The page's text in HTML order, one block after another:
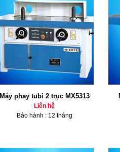
Máy phay tubi 2 trục MX5313
Liên hệ
Bảo hành : 12 tháng